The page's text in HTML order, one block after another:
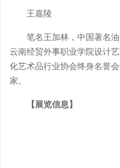
王嘉陵
笔名王加林，中国著名
云南经贸外事职业学院设计
化艺术品行业协会终身名誉
家。
【展览信息】